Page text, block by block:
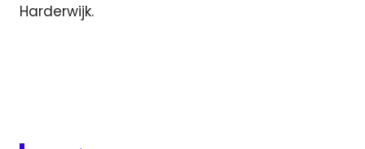
Harderwijk.